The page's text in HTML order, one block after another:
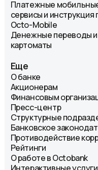
Платежные
сервисы и инструкция
Octo-Mobile
Денежные переводы и
картоматы
Еще
О банке
Акционерам
Финансовым
Пресс-центр
Структурные
Банковское
Противодействие
Рейтинги
О работе в Octobank